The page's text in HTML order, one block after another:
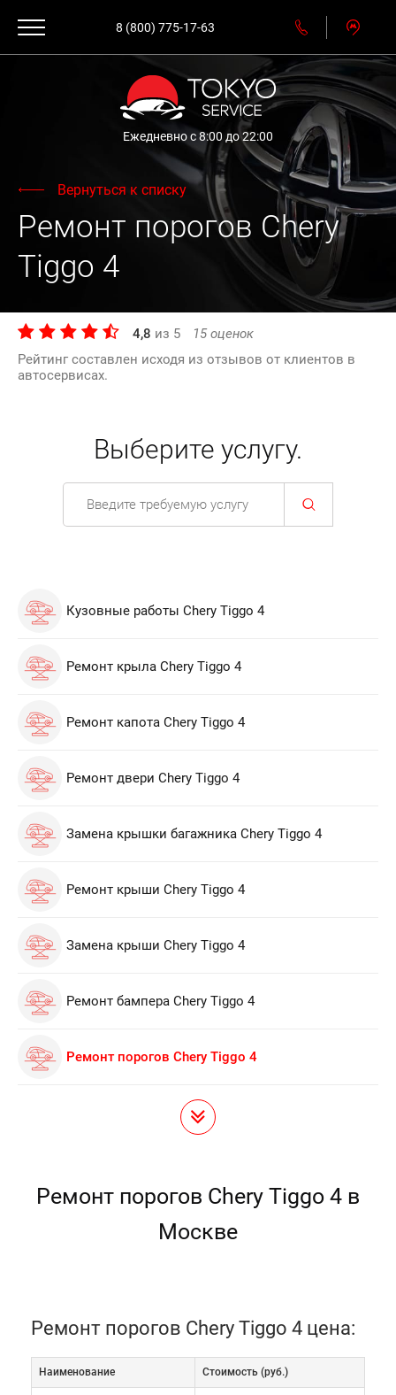
8 (800) 775-17-63
Ежедневно с 8:00 до 22:00
Вернуться к списку
Ремонт порогов Chery
Tiggo 4
4,8 из 5 15оценок
Рейтинг составлен исходя из отзывов от клиентов в
автосервисах.
Выберите услугу.
Кузовные работы Chery Tiggo 4
Ремонт крыла Chery Tiggo 4
Ремонт капота Chery Tiggo 4
Ремонт двери Chery Tiggo 4
Замена крышки багажника Chery Tiggo 4
Ремонт крыши Chery Tiggo 4
Замена крыши Chery Tiggo 4
Ремонт бампера Chery Tiggo 4
Ремонт порогов Chery Tiggo 4
Ремонт порогов Chery Tiggo 4 в
Москве
Ремонт порогов Chery Tiggo 4 цена:
Наименование Cтоимость (руб.)